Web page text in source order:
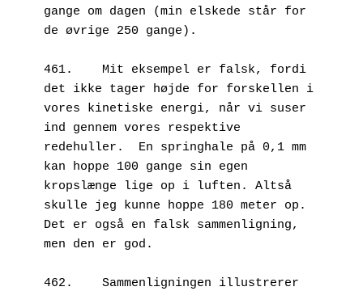
gange om dagen (min elskede står for
de øvrige 250 gange).
461.	Mit eksempel er falsk, fordi
det ikke tager højde for forskellen i
vores kinetiske energi, når vi suser
ind gennem vores respektive
redehuller.  En springhale på 0,1 mm
kan hoppe 100 gange sin egen
kropslænge lige op i luften. Altså
skulle jeg kunne hoppe 180 meter op.
Det er også en falsk sammenligning,
men den er god.
462.	Sammenligningen illustrerer